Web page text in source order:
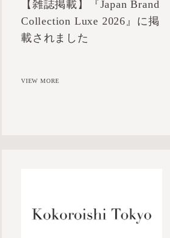
【雑誌掲載】『Japan Brand
Collection Luxe 2026』に掲
載されました
VIEW MORE